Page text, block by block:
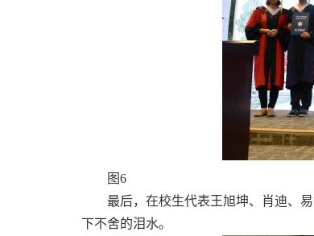
图6
最后，在校生代表王旭坤、肖迪、
下不舍的泪水。